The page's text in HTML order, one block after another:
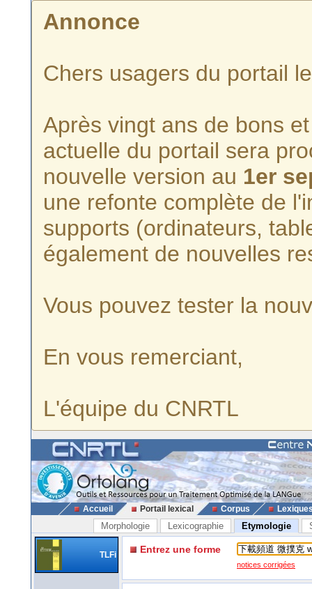
Annonce
Chers usagers du portail
Après vingt ans de bons
actuelle du portail sera
nouvelle version au 1er
une refonte complète de
supports (ordinateurs,
également de nouvelles
Vous pouvez tester la
En vous remerciant,
L'équipe du CNRTL
Accueil Portail lexical Corpus
Morphologie Lexicographie Etymologie
TLFi Entrez une forme
notices corrigées